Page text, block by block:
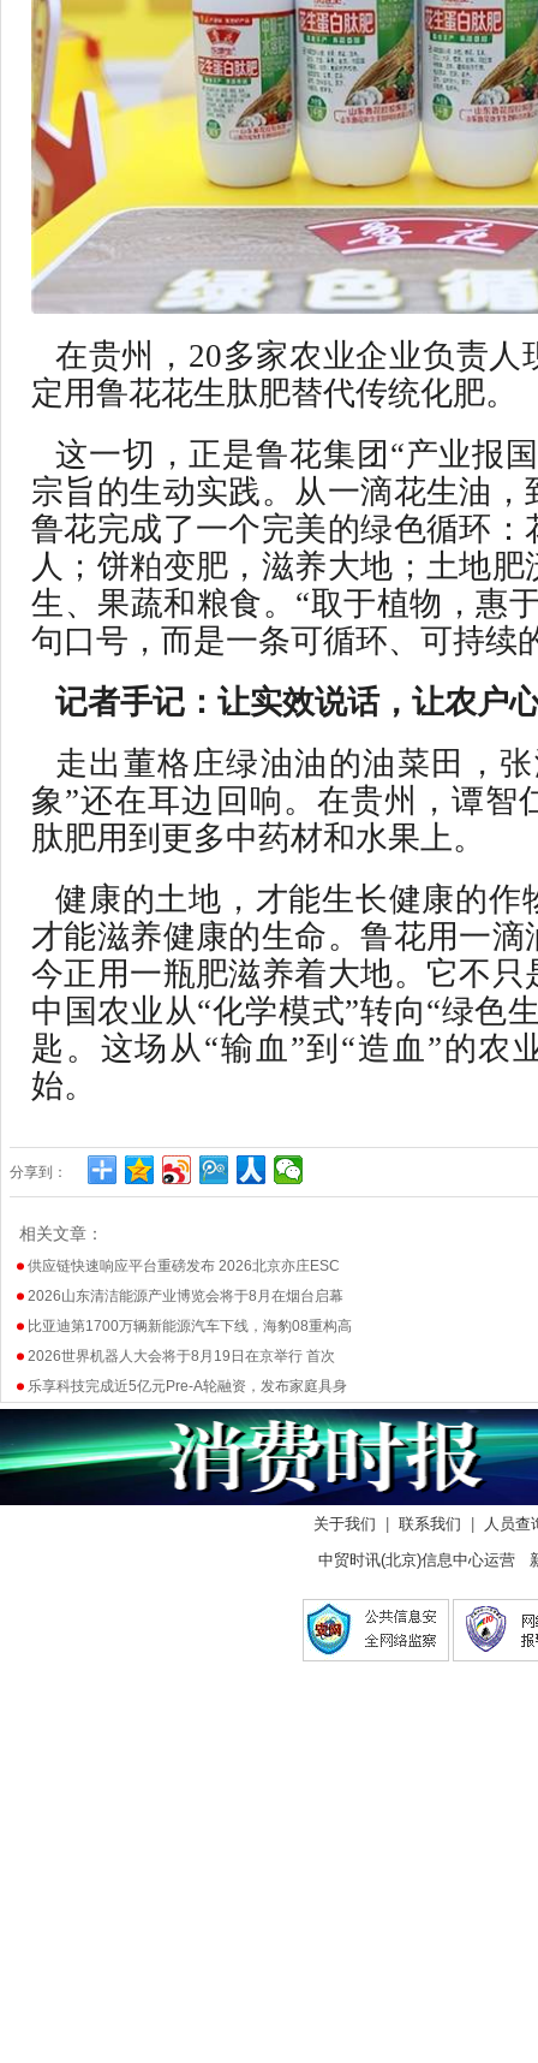
在贵州，20多家农业企业负责人
定用鲁花花生肽肥替代传统化肥。
这一切，正是鲁花集团“产业报
宗旨的生动实践。从一滴花生油
鲁花完成了一个完美的绿色循环：
人；饼粕变肥，滋养大地；土地
生、果蔬和粮食。“取于植物，惠
句口号，而是一条可循环、可持续
记者手记：让实效说话，让农户
走出董格庄绿油油的油菜田，
象”还在耳边回响。在贵州，谭智
肽肥用到更多中药材和水果上。
健康的土地，才能生长健康的作
才能滋养健康的生命。鲁花用一
今正用一瓶肥滋养着大地。它不只
中国农业从“化学模式”转向“绿色
匙。这场从“输血”到“造血”的农
始。
分享到：
相关文章：
供应链快速响应平台重磅发布 2026北京亦庄ESC
2026山东清洁能源产业博览会将于8月在烟台启幕
比亚迪第1700万辆新能源汽车下线，海豹08重构高
2026世界机器人大会将于8月19日在京举行 首次
乐享科技完成近5亿元Pre-A轮融资，发布家庭具身
关于我们 联系我们
人员查
中贸时讯(北京)信息中心运营